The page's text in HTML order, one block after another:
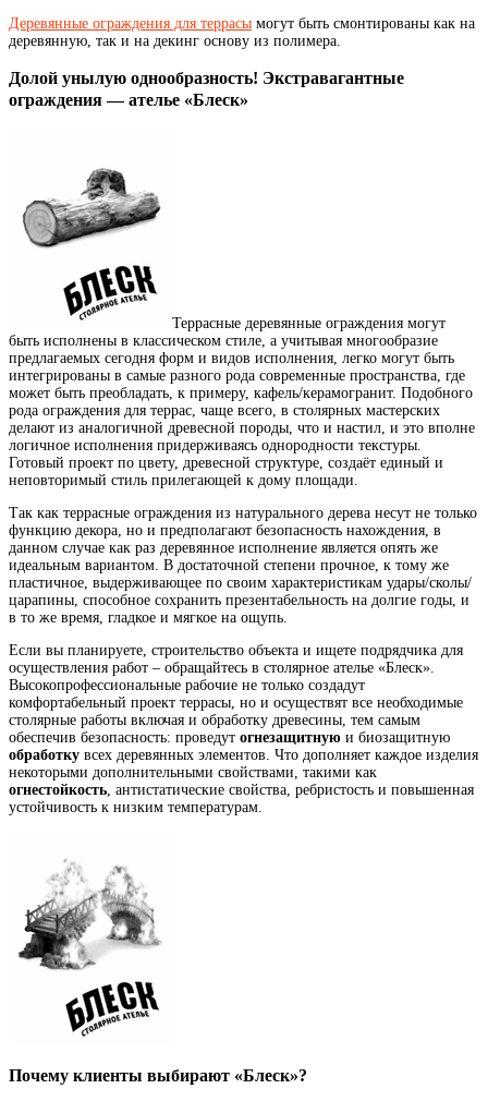
Деревянные ограждения для террасы могут быть смонтированы как на
деревянную, так и на декинг основу из полимера.
Долой унылую однообразность! Экстравагантные
ограждения — ателье «Блеск»
Террасные деревянные ограждения могут
быть исполнены в классическом стиле, а учитывая многообразие
предлагаемых сегодня форм и видов исполнения, легко могут быть
интегрированы в самые разного рода современные пространства, где
может быть преобладать, к примеру, кафель/керамогранит. Подобного
рода ограждения для террас, чаще всего, в столярных мастерских
делают из аналогичной древесной породы, что и настил, и это вполне
логичное исполнения придерживаясь однородности текстуры.
Готовый проект по цвету, древесной структуре, создаёт единый и
неповторимый стиль прилегающей к дому площади.
Так как террасные ограждения из натурального дерева несут не только
функцию декора, но и предполагают безопасность нахождения, в
данном случае как раз деревянное исполнение является опять же
идеальным вариантом. В достаточной степени прочное, к тому же
пластичное, выдерживающее по своим характеристикам удары/сколы/
царапины, способное сохранить презентабельность на долгие годы, и
в то же время, гладкое и мягкое на ощупь.
Если вы планируете, строительство объекта и ищете подрядчика для
осуществления работ – обращайтесь в столярное ателье «Блеск».
Высокопрофессиональные рабочие не только создадут
комфортабельный проект террасы, но и осуществят все необходимые
столярные работы включая и обработку древесины, тем самым
обеспечив безопасность: проведут огнезащитную и биозащитную
обработку всех деревянных элементов. Что дополняет каждое изделия
некоторыми дополнительными свойствами, такими как
огнестойкость, антистатические свойства, ребристость и повышенная
устойчивость к низким температурам.
Почему клиенты выбирают «Блеск»?